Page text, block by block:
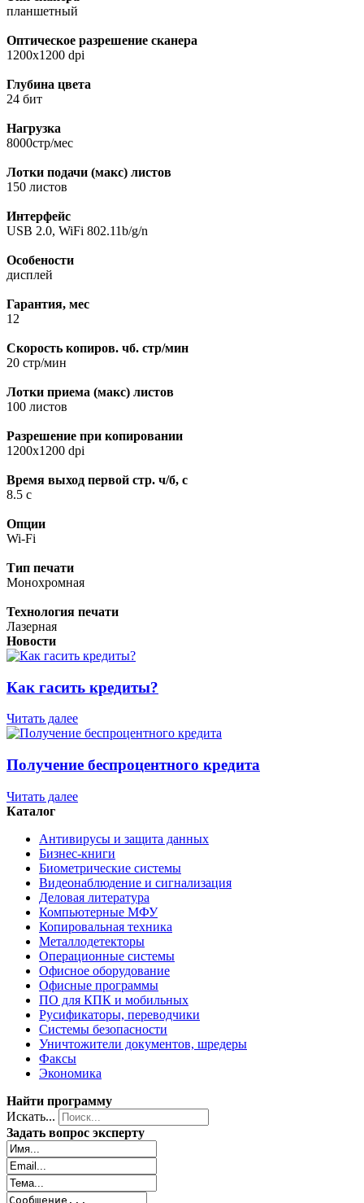
планшетный
Оптическое разрешение сканера
1200х1200 dpi
Глубина цвета
24 бит
Нагрузка
8000стр/мес
Лотки подачи (макс) листов
150 листов
Интерфейс
USB 2.0, WiFi 802.11b/g/n
Особености
дисплей
Гарантия, мес
12
Скорость копиров. чб. стр/мин
20 стр/мин
Лотки приема (макс) листов
100 листов
Разрешение при копировании
1200х1200 dpi
Время выход первой стр. ч/б, с
8.5 с
Опции
Wi-Fi
Тип печати
Монохромная
Технология печати
Лазерная
Новости
Как гасить кредиты?
Читать далее
Получение беспроцентного кредита
Читать далее
Каталог
Антивирусы и защита данных
Бизнес-книги
Биометрические системы
Видеонаблюдение и сигнализация
Деловая литература
Компьютерные МФУ
Копировальная техника
Металлодетекторы
Операционные системы
Офисное оборудование
Офисные программы
ПО для КПК и мобильных
Русификаторы, переводчики
Системы безопасности
Уничтожители документов, шредеры
Факсы
Экономика
Найти программу
Искать...
Задать вопрос эксперту